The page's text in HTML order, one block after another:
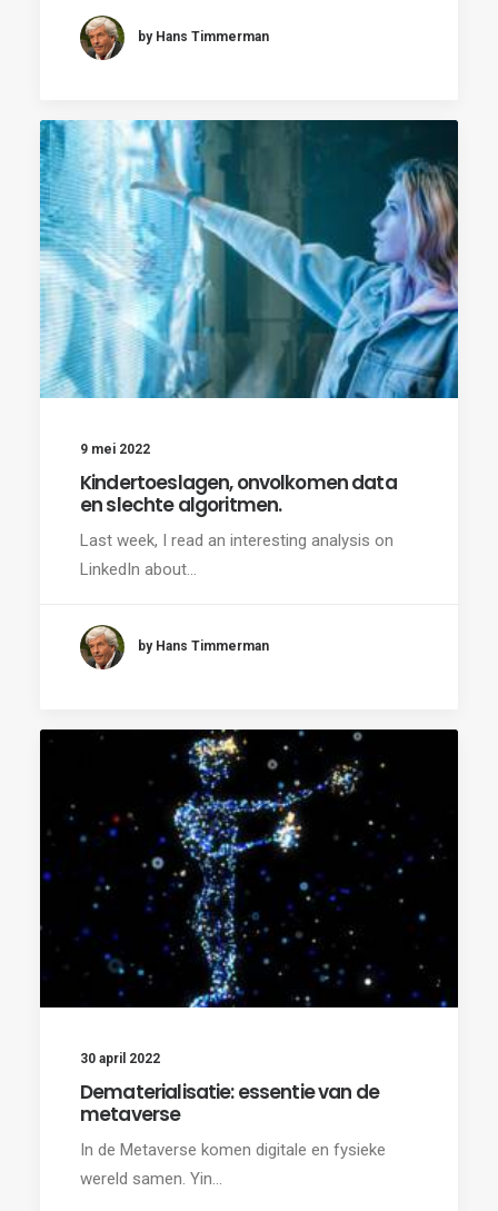
by Hans Timmerman
9 mei 2022
Kindertoeslagen, onvolkomen data
en slechte algoritmen.
Last week, I read an interesting analysis on
LinkedIn about…
by Hans Timmerman
30 april 2022
Dematerialisatie: essentie van de
metaverse
In de Metaverse komen digitale en fysieke
wereld samen. Yin…